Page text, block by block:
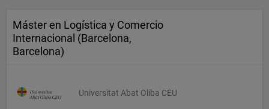
Máster en Logística y Comercio
Internacional (Barcelona,
Barcelona)
Universitat Abat Oliba CEU